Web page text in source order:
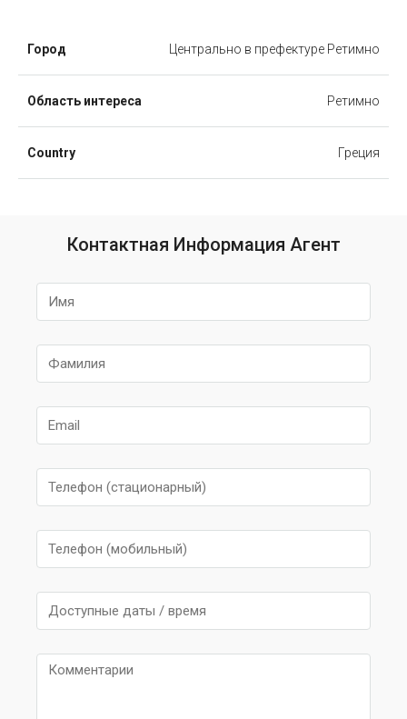
Город Центрально в префектуре Ретимно
Область интереса Ретимно
Country Греция
Контактная Информация Агент